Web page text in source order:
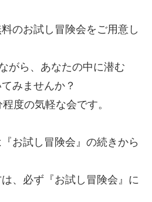
のお試し冒険会をご用意し
がら、あなたの中に潜む
みませんか？
度の気軽な会です。
お試し冒険会』の続きから
、必ず『お試し冒険会』に